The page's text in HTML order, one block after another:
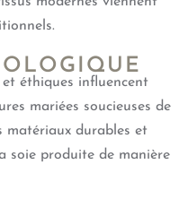
éthiques influencent
mariées soucieuses de
matériaux durables et
soie produite de manière